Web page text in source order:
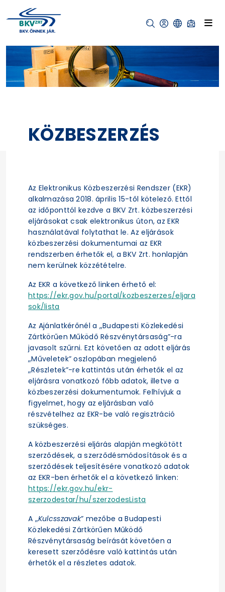
KÖZBESZERZÉS
Az Elektronikus Közbeszerzési Rendszer (EKR)
alkalmazása 2018. április 15-től kötelező. Ettől
az időponttól kezdve a BKV Zrt. közbeszerzési
eljárásokat csak elektronikus úton, az EKR
használatával folytathat le. Az eljárások
közbeszerzési dokumentumai az EKR
rendszerben érhetők el, a BKV Zrt. honlapján
nem kerülnek közzétételre.
Az EKR a következő linken érhető el:
https://ekr.gov.hu/portal/kozbeszerzes/eljara
sok/lista
Az Ajánlatkérőnél a „Budapesti Közlekedési
Zártkörűen Működő Részvénytársaság”-ra
javasolt szűrni. Ezt követően az adott eljárás
„Műveletek” oszlopában megjelenő
„Részletek”-re kattintás után érhetők el az
eljárásra vonatkozó főbb adatok, illetve a
közbeszerzési dokumentumok. Felhívjuk a
figyelmet, hogy az eljárásban való
részvételhez az EKR-be való regisztráció
szükséges.
A közbeszerzési eljárás alapján megkötött
szerződések, a szerződésmódosítások és a
szerződések teljesítésére vonatkozó adatok
az EKR-ben érhetők el a következő linken:
https://ekr.gov.hu/ekr-
szerzodestar/hu/szerzodesLista
A „Kulcsszavak” mezőbe a Budapesti
Közlekedési Zártkörűen Működő
Részvénytársaság beírását követően a
keresett szerződésre való kattintás után
érhetők el a részletes adatok.